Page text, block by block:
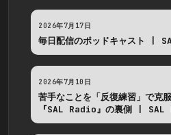
2026年7月17日
毎日配信のポッドキャスト |
2026年7月10日
苦手なことを「反復練習」で克
『SAL Radio』の裏側 |